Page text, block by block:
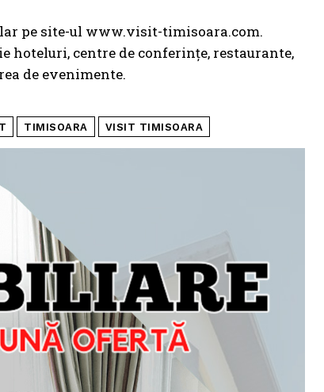
pe site-ul www.visit-timisoara.com.
hoteluri, centre de conferințe, restaurante,
de evenimente.
TIMISOARA VISIT TIMISOARA